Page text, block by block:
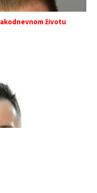
životu